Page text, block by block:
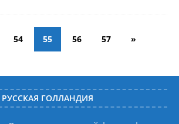
54 55 56 57 »
РУССКАЯ ГОЛЛАНДИЯ